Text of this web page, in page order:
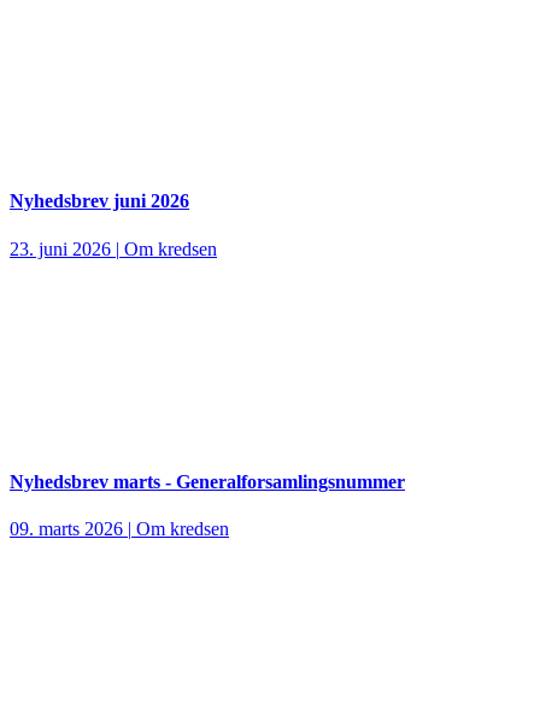
Nyhedsbrev juni 2026
23. juni 2026 | Om kredsen
Nyhedsbrev marts - Generalforsamlingsnummer
09. marts 2026 | Om kredsen